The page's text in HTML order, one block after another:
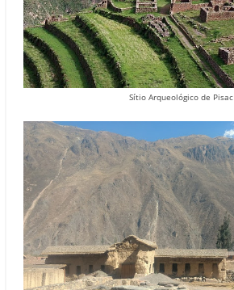
Sítio Arqueológico de Pisac